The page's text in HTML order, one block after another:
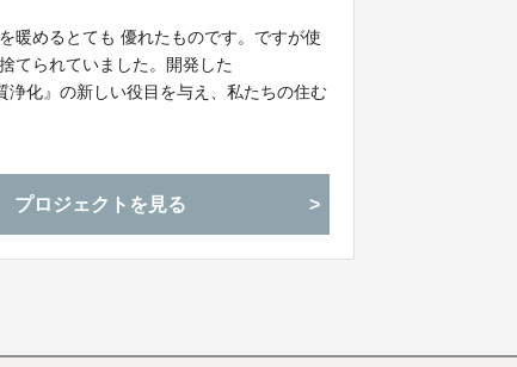
暖めるとても 優れたものです。ですが使
てられていました。開発した
浄化』の新しい役目を与え、私たちの住む
プロジェクトを見る